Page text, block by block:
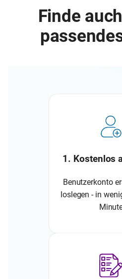
Finde
1. Kostenlos
Benutzerkonto
loslegen - in